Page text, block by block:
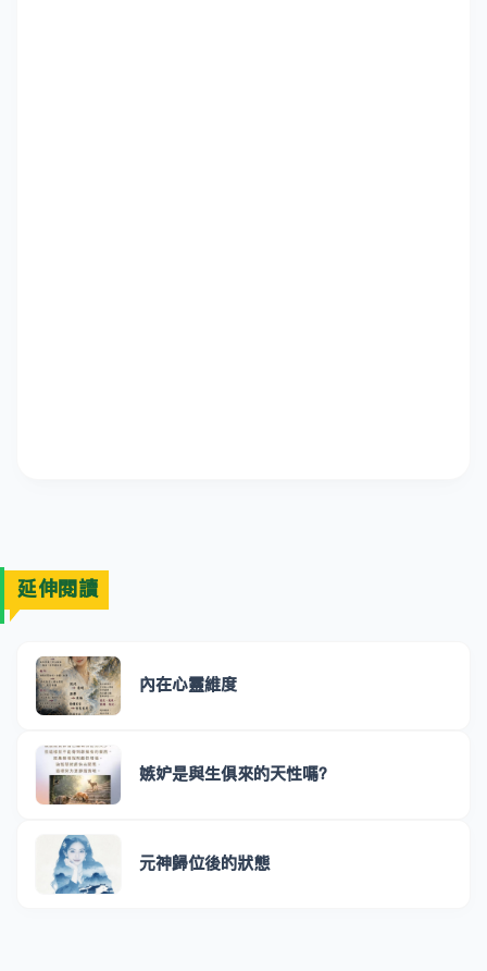
延伸閱讀
內在心靈維度
嫉妒是與生俱來的天性嗎？
元神歸位後的狀態